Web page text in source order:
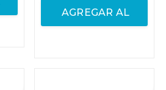
AGREGAR AL